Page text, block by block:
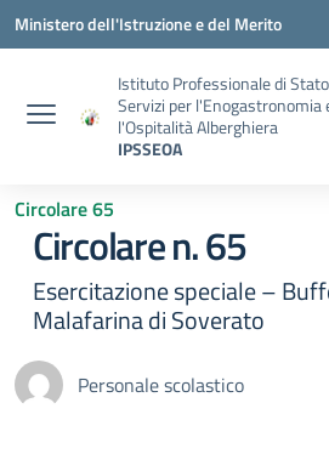
Vai ai contenuti
Vai al menu di navigazione
Vai al footer
Ministero dell'Istruzione e del Merito
Istituto Professionale di Stato
Servizi per l'Enogastronomia
l'Ospitalità Alberghiera
IPSSEOA
Circolare 65
Circolare n. 65
Esercitazione speciale –
Malafarina di Soverato
Personale scolastico